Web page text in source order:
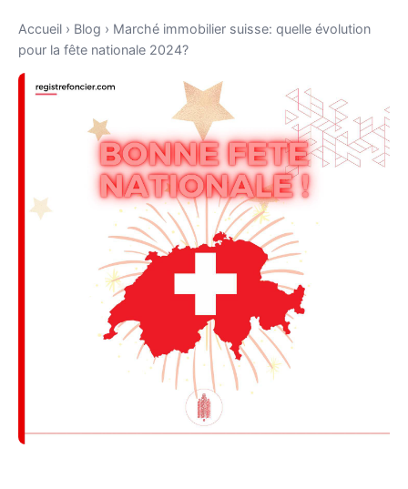
Accueil › Blog › Marché immobilier suisse: quelle évolution
pour la fête nationale 2024?